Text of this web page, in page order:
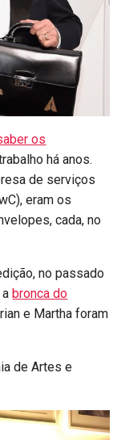
os
há anos.
de serviços
eram os
cada, no
no passado
abronca do
e Martha foram
de Artes e